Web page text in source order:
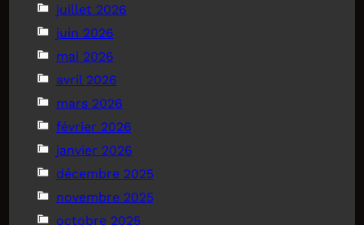
juillet 2026
juin 2026
mai 2026
avril 2026
mars 2026
février 2026
janvier 2026
décembre 2025
novembre 2025
octobre 2025